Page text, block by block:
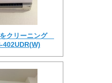
クリーニング
402UDR(W)